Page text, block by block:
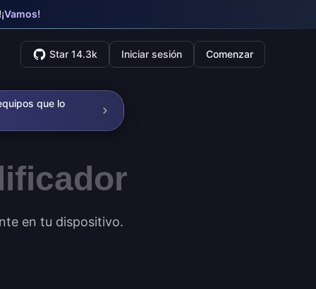
¡Vamos!
Star 14.3k Iniciar sesión Comenzar
que lo
en tu dispositivo.